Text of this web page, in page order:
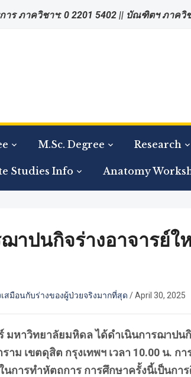
าร ภาควิชาฯ: 0 2201 5402 || บัณฑิตฯ ภาควิ
M.Sc. Degree Research
Studies Info Anatomy
าปนกิจร่างอาจารย์
สมือนกับร่างของผู้ป่วยจริงมากที่สุด /April 30, 2025
มหาวิทยาลัยมหิดล ได้ดำเนินการฌาป
เขตดุสิต กรุงเทพฯ เวลา 10.00 น. ก
การทำหัตถการ การศึกษาครั้งนี้เป็นก